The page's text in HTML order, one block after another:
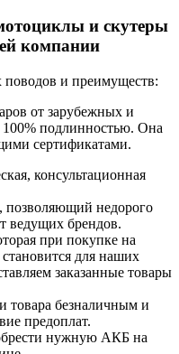
и скутеры
компании
поводов и преимуществ:
от зарубежных и
100% подлинностью. Она
сертификатами.
консультационная
позволяющий недорого
ведущих брендов.
при покупке на
для наших
заказанные товары
товара безналичным и
предоплат.
нужную АКБ на